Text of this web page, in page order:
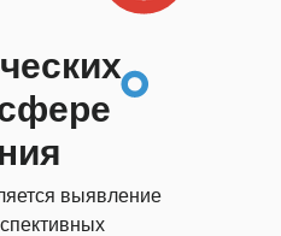
выявление